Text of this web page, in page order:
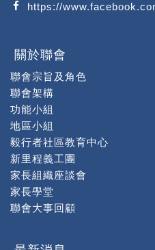
https://
關於聯會
聯會宗旨及角色
聯會架構
功能小組
地區小組
毅行者社區教育中心
新里程義工團
家長組織座談會
家長學堂
聯會大事回顧